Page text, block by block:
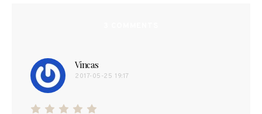
Vincas
2017-05-25 19:17